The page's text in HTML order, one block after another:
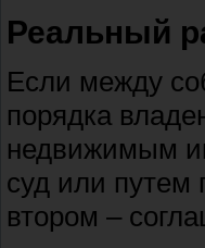
Реальный
Если между
порядка
недвижимым
суд или путем
втором –